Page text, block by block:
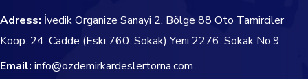
Adress: İvedik Organize Sanayi 2. Bölge 88 Oto Tamirciler
Koop. 24. Cadde (Eski 760. Sokak) Yeni 2276. Sokak No:9
Email: info@ozdemirkardeslertorna.com